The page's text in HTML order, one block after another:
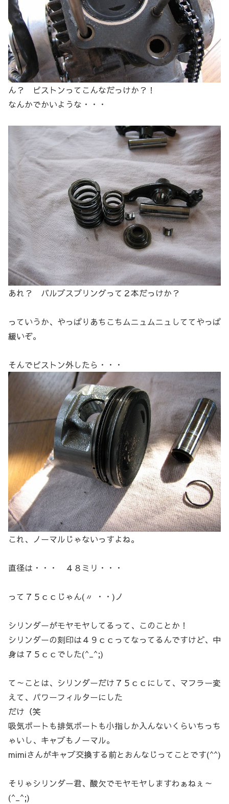
ん？ ピストンってこんなだっけか？！
なんかでかいような・・・
あれ？ バルブスプリングって２本だっけか？
っていうか、やっぱりあちこちムニュムニュしててやっぱ
緩いぞ。
そんでピストン外したら・・・
これ、ノーマルじゃないっすよね。
直径は・・・ ４８ミリ・・・
って７５ｃｃじゃん(〃 ・・)ノ
シリンダーがモヤモヤしてるって、このことか！
シリンダーの刻印は４９ｃｃってなってるんですけど、中
身は７５ｃｃでした(^_^;)
て～ことは、シリンダーだけ７５ｃｃにして、マフラー変
えて、パワーフィルターにした
だけ（笑
吸気ポートも排気ポートも小指しか入んないくらいちっち
ゃいし、キャブもノーマル。
mimiさんがキャブ交換する前とおんなじってことです(^^)
そりゃシリンダー君、酸欠でモヤモヤしますわぁねぇ～
(^_^;)